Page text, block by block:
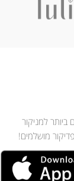
ביותר למניקור
מושלמים!